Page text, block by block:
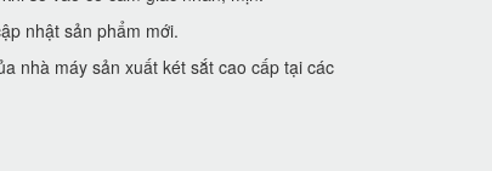
nhật sản phẩm mới.
nhà máy sản xuất két sắt cao cấp tại các